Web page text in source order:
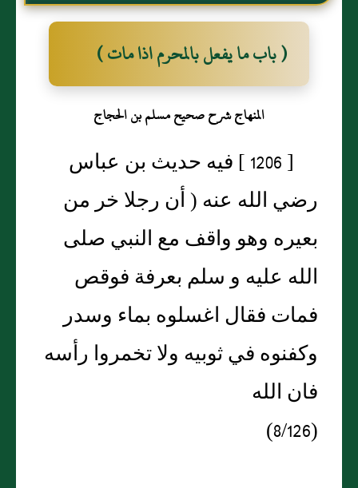
( باب ما يفعل بالمحرم اذا مات )
المنهاج شرح صحيح مسلم بن الحجاج
[ 1206 ] فيه حديث بن عباس
رضي الله عنه ( أن رجلا خر من
بعيره وهو واقف مع النبي صلى
الله عليه و سلم بعرفة فوقص
فمات فقال اغسلوه بماء وسدر
وكفنوه في ثوبيه ولا تخمروا رأسه
فان الله
(8/126)